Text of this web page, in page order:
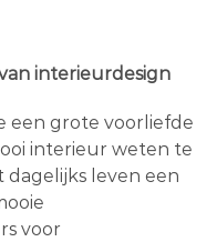
interieurdesign
een grote voorliefde
interieur weten te
dagelijks leven een
voor